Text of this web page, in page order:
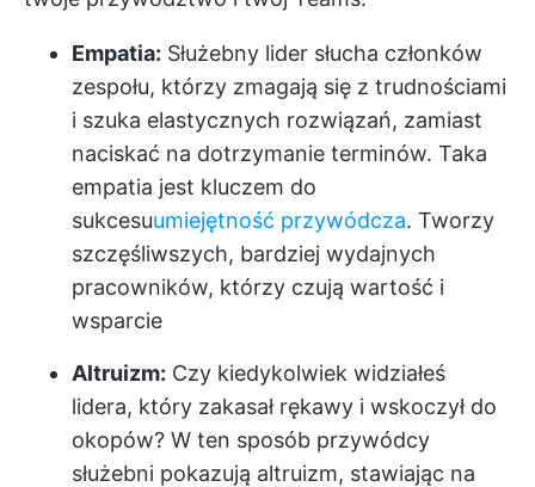
Empatia: Służebny lider słucha członków
zespołu, którzy zmagają się z trudnościami
i szuka elastycznych rozwiązań, zamiast
naciskać na dotrzymanie terminów. Taka
empatia jest kluczem do
sukcesuumiejętność przywódcza. Tworzy
szczęśliwszych, bardziej wydajnych
pracowników, którzy czują wartość i
wsparcie
Altruizm: Czy kiedykolwiek widziałeś
lidera, który zakasał rękawy i wskoczył do
okopów? W ten sposób przywódcy
służebni pokazują altruizm, stawiając na